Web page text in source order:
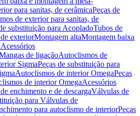
para sanitas, de cerâmicaPeças de
de exterior para sanitas, de
substituição para AcopladoTubos de
exteriorMontagem altaMontagem baixa
Acessórios
de ligaçãoAutoclismos de
SigmaPeças de substituição para
Autoclismos de interior OmegaPeças
de interior OmegaAcessórios
enchimento e de descargaVálvulas de
para Válvulas de
para autoclismo de interiorPeças